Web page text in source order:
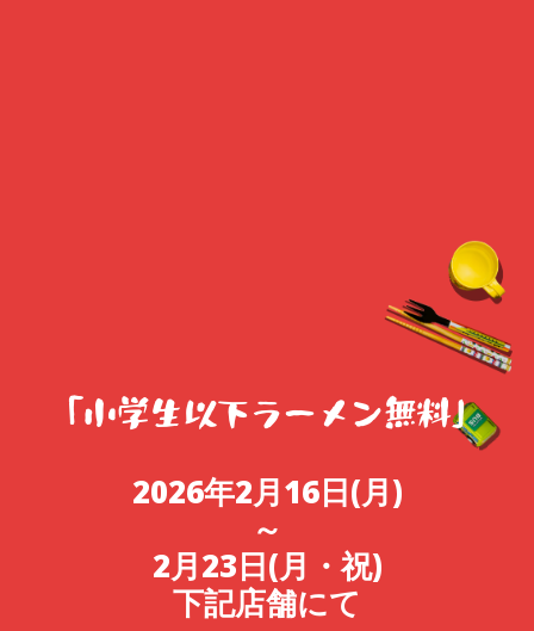
「小学生以下ラーメン無料」
2026年2月16日(月)
～
2月23日(月・祝)
下記店舗にて